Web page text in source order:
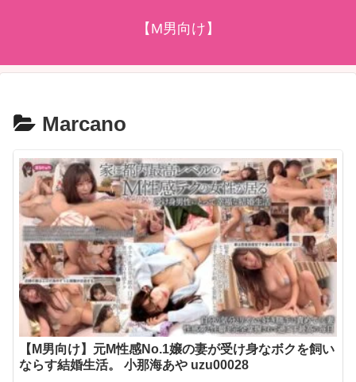
【M男向け】
Marcano
【M男向け】元M性感No.1嬢の妻が受け身なボクを飼い
ならす結婚生活。 小那海あや uzu00028